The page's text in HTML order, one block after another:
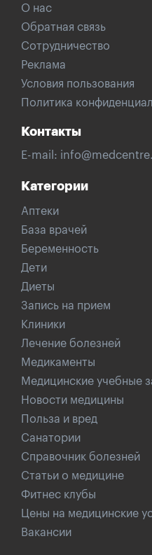
О нас
Обратная связь
Сотрудничество
Реклама
Условия пользования
Политика
Контакты
E-mail:
Категории
Аптеки
База врачей
Беременность
Дети
Диеты
Запись на прием
Клиники
Лечение болезней
Медикаменты
Медицинские учебные
Новости медицины
Польза и вред
Санатории
Справочник болезней
Статьи о медицине
Фитнес клубы
Цены на медицинские
Вакансии